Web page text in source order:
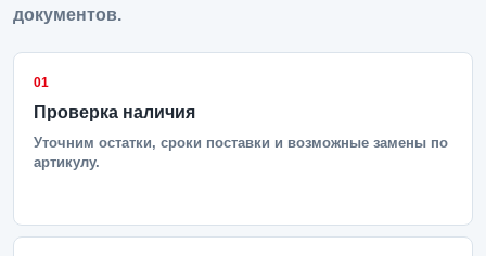
документов.
01
Проверка наличия
Уточним остатки, сроки поставки и возможные замены по
артикулу.